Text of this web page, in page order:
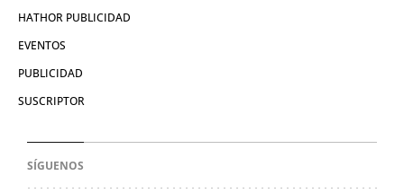
HATHOR PUBLICIDAD
EVENTOS
PUBLICIDAD
SUSCRIPTOR
SÍGUENOS